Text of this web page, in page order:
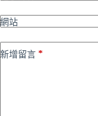
網站
新增留言 *